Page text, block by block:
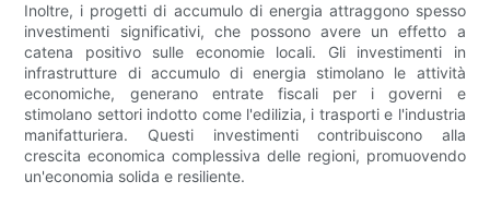
Inoltre, i progetti di accumulo di energia attraggono spesso
investimenti significativi, che possono avere un effetto a
catena positivo sulle economie locali. Gli investimenti in
infrastrutture di accumulo di energia stimolano le attività
economiche, generano entrate fiscali per i governi e
stimolano settori indotto come l'edilizia, i trasporti e l'industria
manifatturiera. Questi investimenti contribuiscono alla
crescita economica complessiva delle regioni, promuovendo
un'economia solida e resiliente.